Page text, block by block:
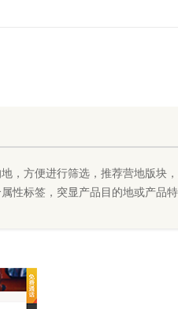
，方便进行筛选，推荐营地版块
性标签，突显产品目的地或产品